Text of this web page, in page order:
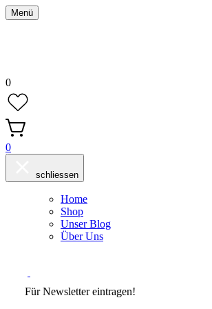
Menü
0
0
schliessen
Home
Shop
Unser Blog
Über Uns
Für Newsletter eintragen!